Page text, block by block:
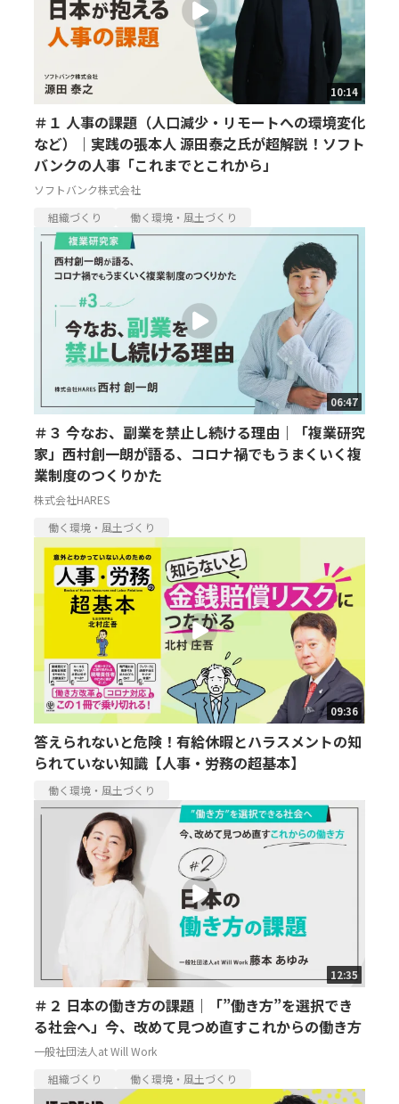
10:14
＃１ 人事の課題（人口減少・リモートへの環境変化
など）｜実践の張本人 源田泰之氏が超解説！ソフト
バンクの人事「これまでとこれから」
ソフトバンク株式会社
組織づくり
働く環境・風土づくり
06:47
＃３ 今なお、副業を禁止し続ける理由｜「複業研究
家」西村創一朗が語る、コロナ禍でもうまくいく複
業制度のつくりかた
株式会社HARES
働く環境・風土づくり
09:36
答えられないと危険！有給休暇とハラスメントの知
られていない知識【人事・労務の超基本】
働く環境・風土づくり
12:35
＃２ 日本の働き方の課題｜「”働き方”を選択でき
る社会へ」今、改めて見つめ直すこれからの働き方
一般社団法人at Will Work
組織づくり
働く環境・風土づくり